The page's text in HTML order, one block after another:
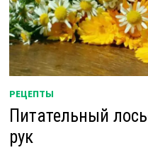
РЕЦЕПТЫ
Питательный
рук